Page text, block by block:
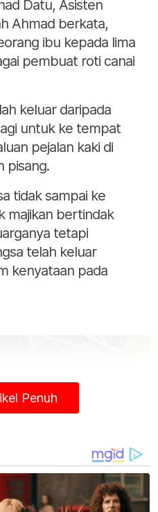
Datu, Asisten
Ahmad berkata,
ibu kepada lima
pembuat roti canai
keluar daripada
untuk ke tempat
pejalan kaki di
pisang.
tidak sampai ke
majikan bertindak
tetapi
telah keluar
kenyataan pada
Penuh